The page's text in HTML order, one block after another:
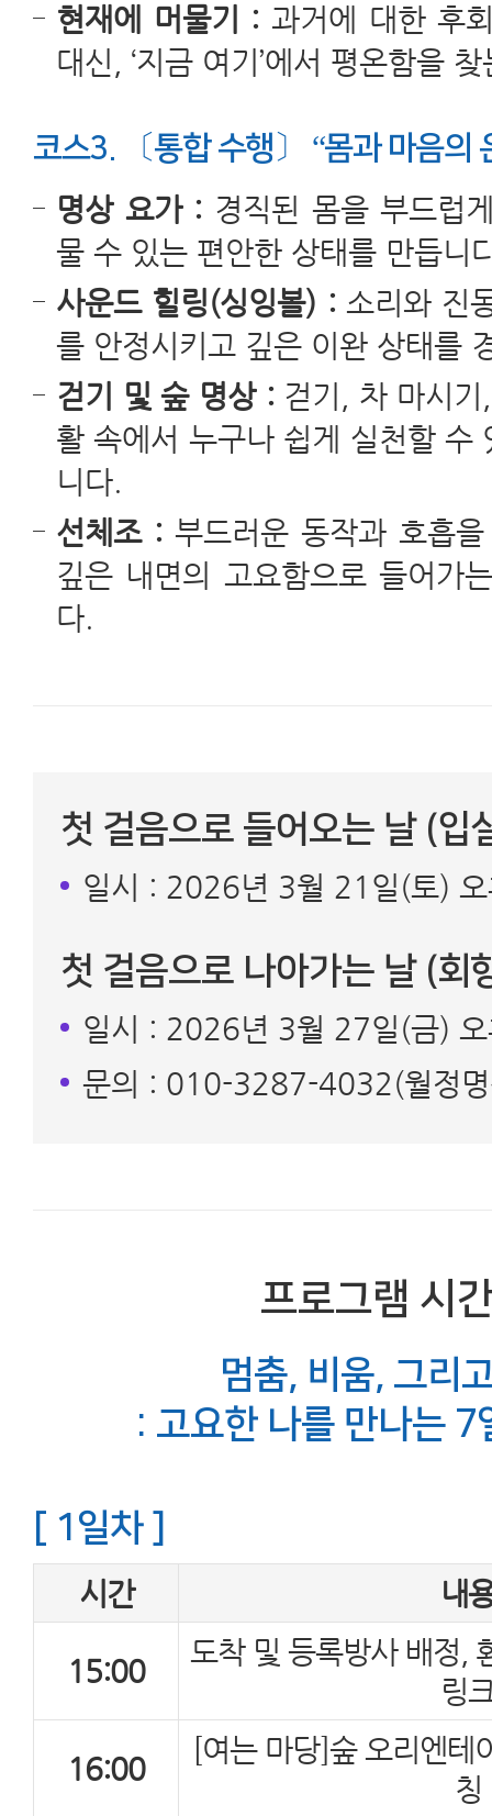
현재에 머물기 : 과거에 대한 후
대신, ‘지금 여기’에서 평온함을
코스3. 〔통합 수행〕 “몸과 마음의
명상 요가 : 경직된 몸을 부드럽
물 수 있는 편안한 상태를 만듭니
사운드 힐링(싱잉볼) : 소리와 진
를 안정시키고 깊은 이완 상태를
걷기 및 숲 명상 : 걷기, 차 마시
활 속에서 누구나 쉽게 실천할 수
니다.
선체조 : 부드러운 동작과 호흡
깊은 내면의 고요함으로 들어가
다.
첫 걸음으로 들어오는 날 (입
일시 : 2026년 3월 21일(토)
첫 걸음으로 나아가는 날 (회
일시 : 2026년 3월 27일(금)
문의 : 010-3287-4032(월정명
프로그램 시
멈춤, 비움, 그리
: 고요한 나를 만나는 7
[ 1일차 ]
시간 내
15:00
도착 및 등록방사 배정,
링
16:00
[여는 마당]숲 오리엔테
칭